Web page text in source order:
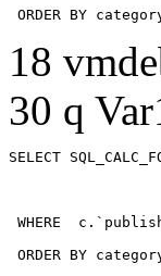
ORDER BY
18
30 q
SELECT
WHERE
ORDER BY